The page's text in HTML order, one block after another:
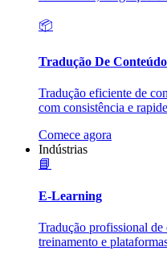
📦
Tradução De
Tradução eficiente de
com consistência e
Comece agora
Indústrias
📘
E-Learning
Tradução profissional
treinamento e